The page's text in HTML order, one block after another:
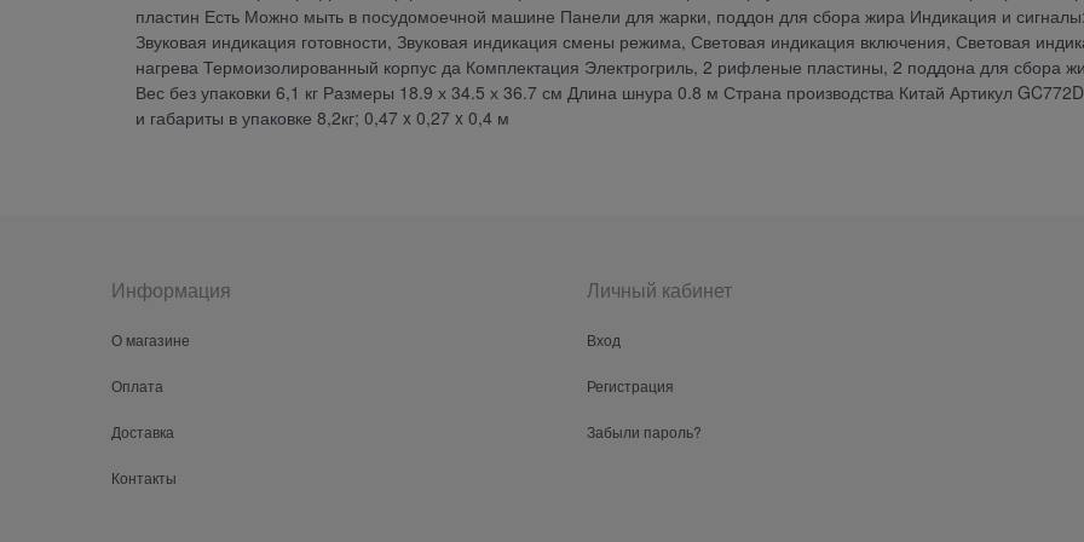
пластин Есть Можно мыть в посудомоечной машине Панели для жарки, поддон для сбора жира Индикация и сигналы:
Звуковая индикация готовности, Звуковая индикация смены режима, Световая индикация включения, Световая
нагрева Термоизолированный корпус да Комплектация Электрогриль, 2 рифленые пластины, 2 поддона для сбора
Вес без упаковки 6,1 кг Размеры 18.9 х 34.5 х 36.7 см Длина шнура 0.8 м Страна производства Китай Артикул
и габариты в упаковке 8,2кг; 0,47 x 0,27 x 0,4 м
Информация
О магазине
Оплата
Доставка
Контакты
Личный кабинет
Вход
Регистрация
Забыли пароль?